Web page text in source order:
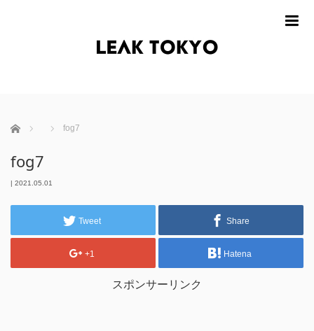
ホーム fog7
fog7
| 2021.05.01
Tweet Share
+1 Hatena
スポンサーリンク